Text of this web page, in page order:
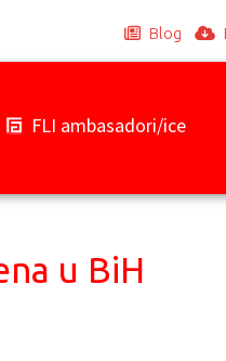
Blog
FLI ambasadori/ice
u BiH